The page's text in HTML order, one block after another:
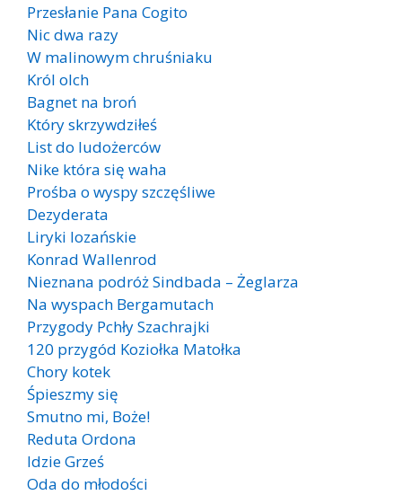
Przesłanie Pana Cogito
Nic dwa razy
W malinowym chruśniaku
Król olch
Bagnet na broń
Który skrzywdziłeś
List do ludożerców
Nike która się waha
Prośba o wyspy szczęśliwe
Dezyderata
Liryki lozańskie
Konrad Wallenrod
Nieznana podróż Sindbada – Żeglarza
Na wyspach Bergamutach
Przygody Pchły Szachrajki
120 przygód Koziołka Matołka
Chory kotek
Śpieszmy się
Smutno mi, Boże!
Reduta Ordona
Idzie Grześ
Oda do młodości